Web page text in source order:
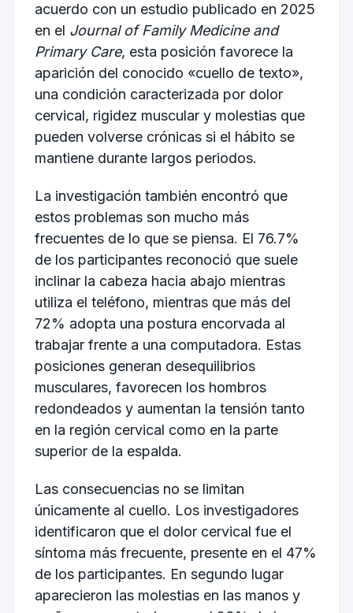
acuerdo con un estudio publicado en 2025
en el Journal of Family Medicine and
Primary Care, esta posición favorece la
aparición del conocido «cuello de texto»,
una condición caracterizada por dolor
cervical, rigidez muscular y molestias que
pueden volverse crónicas si el hábito se
mantiene durante largos periodos.
La investigación también encontró que
estos problemas son mucho más
frecuentes de lo que se piensa. El 76.7%
de los participantes reconoció que suele
inclinar la cabeza hacia abajo mientras
utiliza el teléfono, mientras que más del
72% adopta una postura encorvada al
trabajar frente a una computadora. Estas
posiciones generan desequilibrios
musculares, favorecen los hombros
redondeados y aumentan la tensión tanto
en la región cervical como en la parte
superior de la espalda.
Las consecuencias no se limitan
únicamente al cuello. Los investigadores
identificaron que el dolor cervical fue el
síntoma más frecuente, presente en el 47%
de los participantes. En segundo lugar
aparecieron las molestias en las manos y